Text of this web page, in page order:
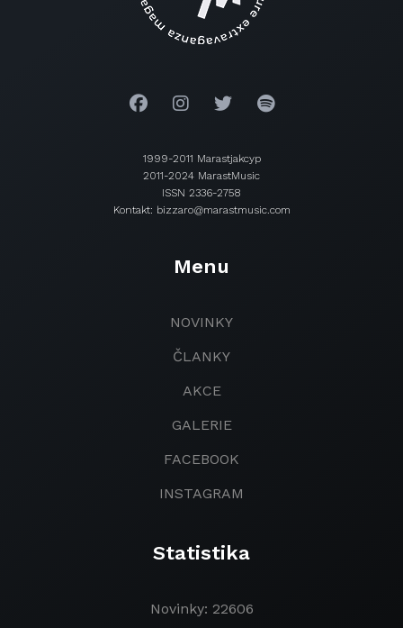
1999-2011 Marastjakcyp
2011-2024 MarastMusic
ISSN 2336-2758
Kontakt: bizzaro@marastmusic.com
Menu
NOVINKY
ČLANKY
AKCE
GALERIE
FACEBOOK
INSTAGRAM
Statistika
Novinky: 22606